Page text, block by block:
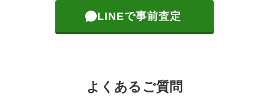
LINEで事前査定
よくあるご質問